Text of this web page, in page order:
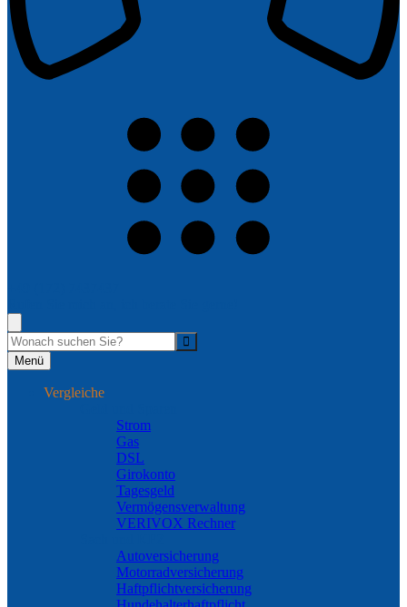
Menü
Vergleiche
Strom
Gas
DSL
Girokonto
Tagesgeld
Vermögensverwaltung
VERIVOX Rechner
Autoversicherung
Motorradversicherung
Haftpflichtversicherung